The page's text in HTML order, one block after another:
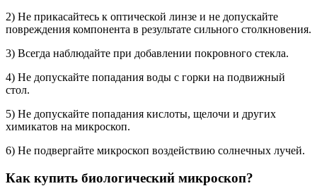
2) Не прикасайтесь к оптической линзе и не допускайте
повреждения компонента в результате сильного столкновения.
3) Всегда наблюдайте при добавлении покровного стекла.
4) Не допускайте попадания воды с горки на подвижный
стол.
5) Не допускайте попадания кислоты, щелочи и других
химикатов на микроскоп.
6) Не подвергайте микроскоп воздействию солнечных лучей.
Как купить биологический микроскоп?